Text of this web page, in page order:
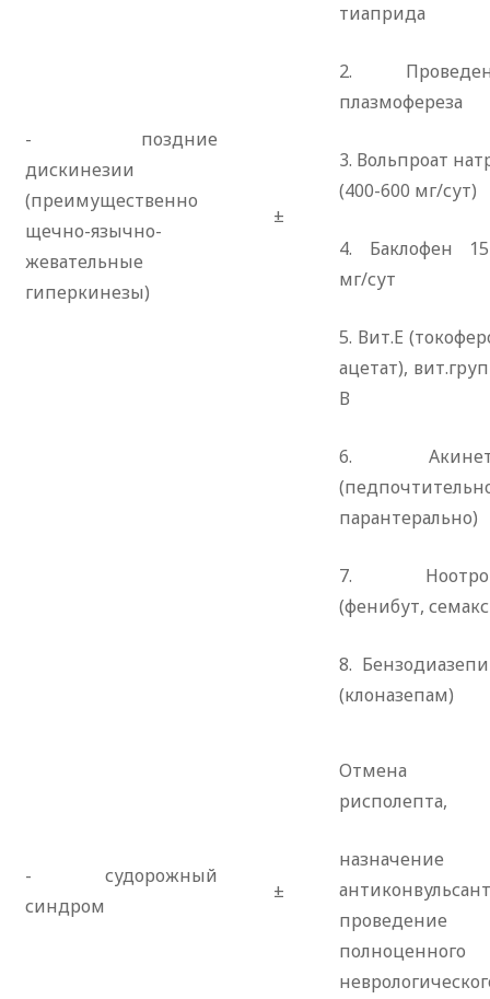
- поздние
дискинезии
(преимущественно
щечно-язычно-
жевательные
гиперкинезы)
±
тиаприда
2.
плазмофереза
3. Вольпроат
(400-600 мг/сут)
4. Баклофен
мг/сут
5. Вит.Е
ацетат),
В
6.
парантерально)
7.
(фенибут,
8.
(клоназепам)
- судорожный
синдром
±
Отмена
рисполепта,
назначение
проведение
полноценного